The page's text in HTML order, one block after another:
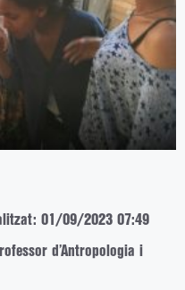
01/09/2023 07:49
d’Antropologia i